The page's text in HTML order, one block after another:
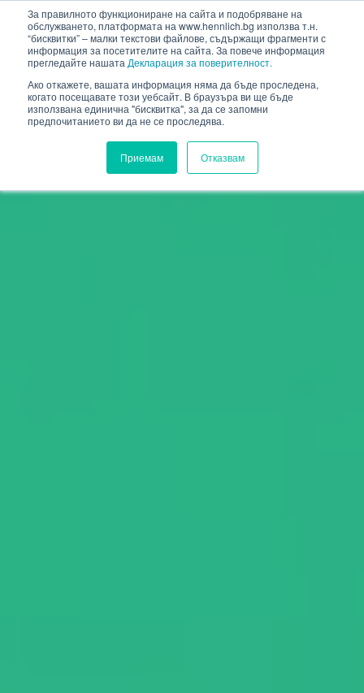
За правилното функциониране на сайта и подобряване на
обслужването, платформата на www.hennlich.bg използва т.н.
“бисквитки” – малки текстови файлове, съдържащи фрагменти с
информация за посетителите на сайта. За повече информация
прегледайте нашата Декларация за поверителност.
Ако откажете, вашата информация няма да бъде проследена,
когато посещавате този уебсайт. В браузъра ви ще бъде
използвана единична "бисквитка", за да се запомни
предпочитанието ви да не се проследява.
Приемам Отказвам
HENNLICH